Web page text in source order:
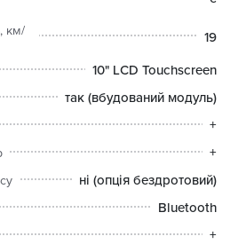
км/ 19
10" LCD Touchscreen
так (вбудований модуль)
+
+
ні (опція бездротовий)
Bluetooth
+